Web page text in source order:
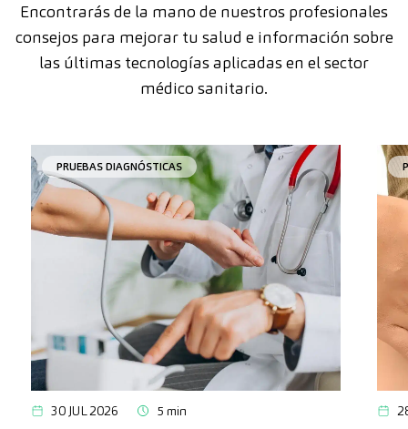
Encontrarás de la mano de nuestros profesionales
consejos para mejorar tu salud e información sobre
las últimas tecnologías aplicadas en el sector
médico sanitario.
PRUEBAS DIAGNÓSTICAS
30 JUL 2026 5 min